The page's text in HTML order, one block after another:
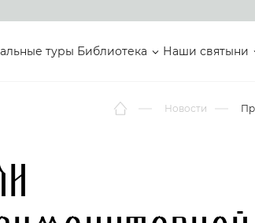
туры Библиотека Наши святыни
Новости